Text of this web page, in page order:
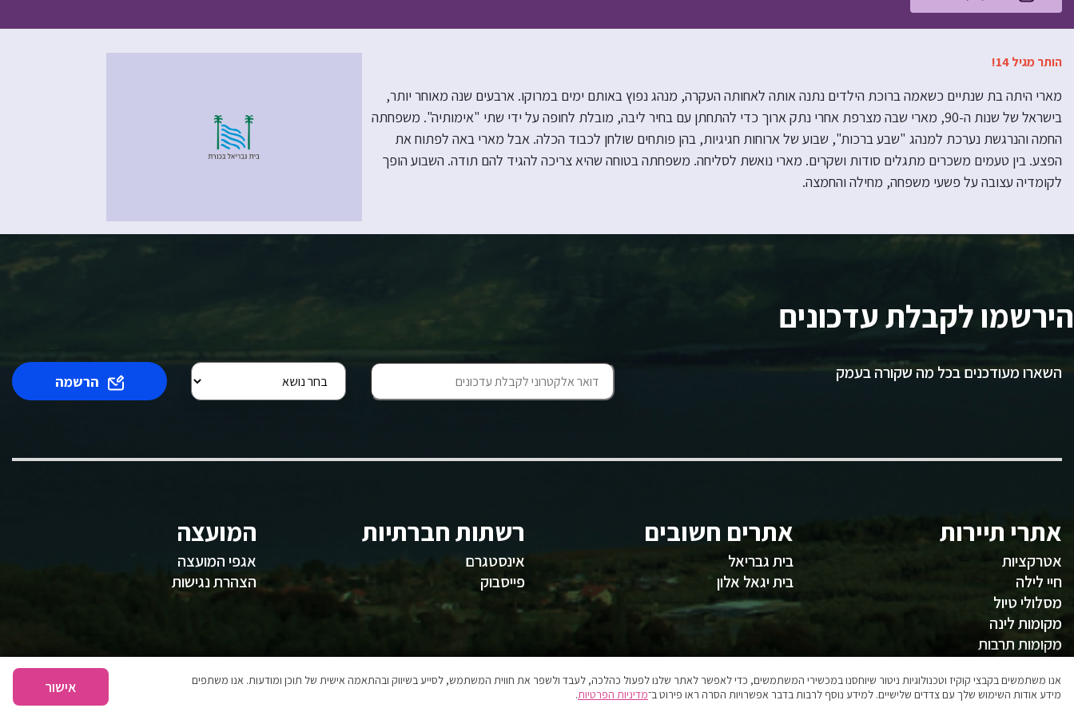
הותר מגיל 14!
מארי היתה בת שנתיים כשאמה ברוכת הילדים נתנה אותה לאחותה העקרה, מנהג נפוץ באותם ימים במרוקו. ארבעים שנה מאוחר יותר,
בישראל של שנות ה-90, מארי שבה מצרפת אחרי נתק ארוך כדי להתחתן עם בחיר ליבה, מובלת לחופה על ידי שתי "אימותיה". משפחתה
החמה והנרגשת נערכת למנהג "שבע ברכות", שבוע של ארוחות חגיגיות, בהן פותחים שולחן לכבוד הכלה. אבל מארי באה לפתוח את
הפצע. בין טעמים משכרים מתגלים סודות ושקרים. מארי נואשת לסליחה. משפחתה בטוחה שהיא צריכה להגיד להם תודה. השבוע הופך
לקומדיה עצובה על פשעי משפחה, מחילה והחמצה.
הירשמו לקבלת עדכונים
השארו מעודכנים בכל מה שקורה בעמק הרשמה
אתרי תיירות
אטרקציות
חיי לילה
מסלולי טיול
מקומות לינה
מקומות תרבות
אתרים חשובים
בית גבריאל
בית יגאל אלון
רשתות חברתיות
אינסטגרם
פייסבוק
המועצה
אגפי המועצה
הצהרת נגישות
אנו משתמשים בקבצי קוקיז וטכנולוגיות ניטור שיוחסנו במכשירי המשתמשים, כדי לאפשר לאתר שלנו לפעול כהלכה, לעבד ולשפר את חווית המשתמש, לסייע בשיווק ובהתאמה אישית של תוכן ומודעות. אנו משתפים
מידע אודות השימוש שלך עם צדדים שלישיים. למידע נוסף לרבות בדבר אפשרויות הסרה ראו פירוט ב־מדיניות הפרטיות. אישור